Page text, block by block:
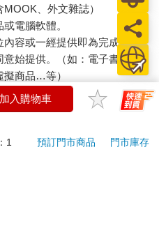
、外文雜誌）
電腦軟體。
容或一經提供即為完成之線
意始提供。（如：電子書、電
擬商品…等）
（如：內衣褲、刮鬍刀、除毛
貨7天的猶豫期（含例假
品恕無法接受單獨退貨）必須
加入購物車
1 預訂門市商品
門市庫存